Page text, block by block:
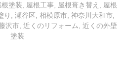
根塗装 屋根工事 屋根葺き替え
屋根
り 瀬谷区 相模原市 神奈川大和市
沢市 近くのリフォーム
近くの外壁
塗装